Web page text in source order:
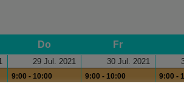
Do Fr
29 Jul. 2021
9:00 - 10:00
30 Jul. 2021
9:00 - 10:00
9:00 -